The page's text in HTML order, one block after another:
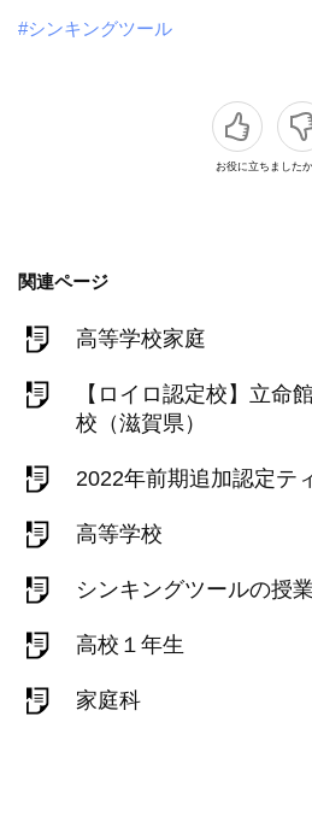
#シンキングツール
お役に立ちました
関連ページ
高等学校家庭
【ロイロ認定校】立命
校（滋賀県）
2022年前期追加認定テ
高等学校
シンキングツールの授
高校１年生
家庭科